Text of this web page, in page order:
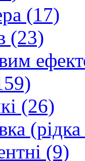
(17)
(23)
(26)
(9)